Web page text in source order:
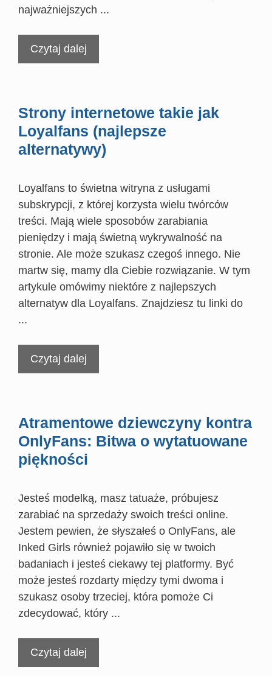
najważniejszych ...
Czytaj dalej
Strony internetowe takie jak
Loyalfans (najlepsze
alternatywy)
Loyalfans to świetna witryna z usługami
subskrypcji, z której korzysta wielu twórców
treści. Mają wiele sposobów zarabiania
pieniędzy i mają świetną wykrywalność na
stronie. Ale może szukasz czegoś innego. Nie
martw się, mamy dla Ciebie rozwiązanie. W tym
artykule omówimy niektóre z najlepszych
alternatyw dla Loyalfans. Znajdziesz tu linki do
...
Czytaj dalej
Atramentowe dziewczyny kontra
OnlyFans: Bitwa o wytatuowane
piękności
Jesteś modelką, masz tatuaże, próbujesz
zarabiać na sprzedaży swoich treści online.
Jestem pewien, że słyszałeś o OnlyFans, ale
Inked Girls również pojawiło się w twoich
badaniach i jesteś ciekawy tej platformy. Być
może jesteś rozdarty między tymi dwoma i
szukasz osoby trzeciej, która pomoże Ci
zdecydować, który ...
Czytaj dalej